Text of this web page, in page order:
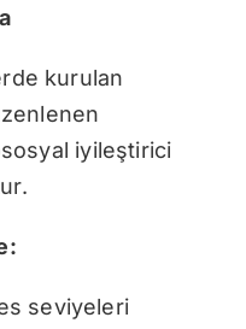
kurulan
iyileştirici
seviyeleri